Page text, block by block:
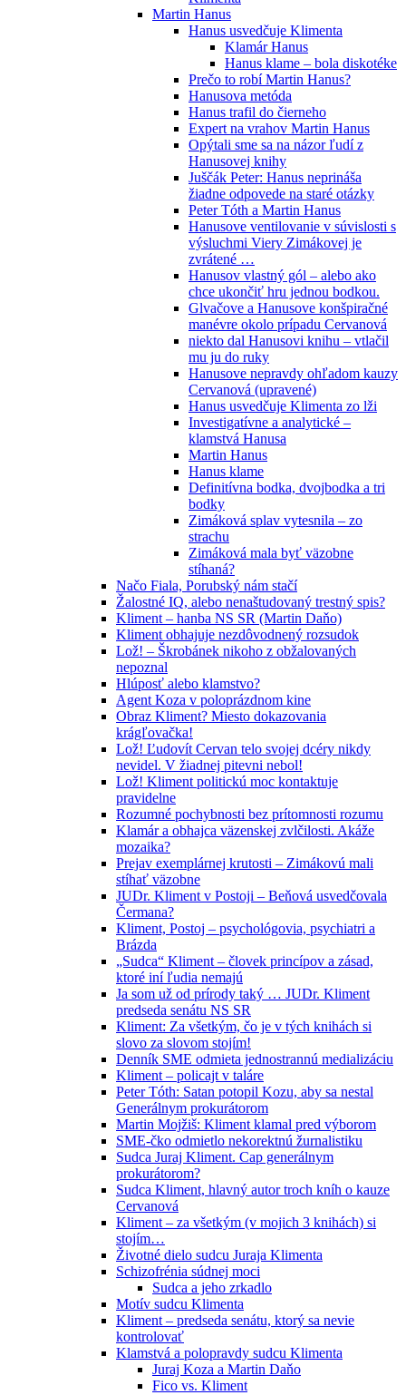
Martin Hanus
Hanus usvedčuje Klimenta
Klamár Hanus
Hanus klame – bola diskotéke
Prečo to robí Martin Hanus?
Hanusova metóda
Hanus trafil do čierneho
Expert na vrahov Martin Hanus
Opýtali sme sa na názor ľudí z
Hanusovej knihy
Juščák Peter: Hanus neprináša
žiadne odpovede na staré otázky
Peter Tóth a Martin Hanus
Hanusove ventilovanie v súvislosti s
výsluchmi Viery Zimákovej je
zvrátené …
Hanusov vlastný gól – alebo ako
chce ukončiť hru jednou bodkou.
Glvačove a Hanusove konšpiračné
manévre okolo prípadu Cervanová
niekto dal Hanusovi knihu – vtlačil
mu ju do ruky
Hanusove nepravdy ohľadom kauzy
Cervanová (upravené)
Hanus usvedčuje Klimenta zo lži
Investigatívne a analytické –
klamstvá Hanusa
Martin Hanus
Hanus klame
Definitívna bodka, dvojbodka a tri
bodky
Zimáková splav vytesnila – zo
strachu
Zimáková mala byť väzobne
stíhaná?
Načo Fiala, Porubský nám stačí
Žalostné IQ, alebo nenaštudovaný trestný spis?
Kliment – hanba NS SR (Martin Daňo)
Kliment obhajuje nezdôvodnený rozsudok
Lož! – Škrobánek nikoho z obžalovaných
nepoznal
Hlúposť alebo klamstvo?
Agent Koza v poloprázdnom kine
Obraz Kliment? Miesto dokazovania
krágľovačka!
Lož! Ľudovít Cervan telo svojej dcéry nikdy
nevidel. V žiadnej pitevni nebol!
Lož! Kliment politickú moc kontaktuje
pravidelne
Rozumné pochybnosti bez prítomnosti rozumu
Klamár a obhajca väzenskej zvlčilosti. Akáže
mozaika?
Prejav exemplárnej krutosti – Zimákovú mali
stíhať väzobne
JUDr. Kliment v Postoji – Beňová usvedčovala
Čermana?
Kliment, Postoj – psychológovia, psychiatri a
Brázda
„Sudca“ Kliment – človek princípov a zásad,
ktoré iní ľudia nemajú
Ja som už od prírody taký … JUDr. Kliment
predseda senátu NS SR
Kliment: Za všetkým, čo je v tých knihách si
slovo za slovom stojím!
Denník SME odmieta jednostrannú medializáciu
Kliment – policajt v taláre
Peter Tóth: Satan potopil Kozu, aby sa nestal
Generálnym prokurátorom
Martin Mojžiš: Kliment klamal pred výborom
SME-čko odmietlo nekorektnú žurnalistiku
Sudca Juraj Kliment. Cap generálnym
prokurátorom?
Sudca Kliment, hlavný autor troch kníh o kauze
Cervanová
Kliment – za všetkým (v mojich 3 knihách) si
stojím…
Životné dielo sudcu Juraja Klimenta
Schizofrénia súdnej moci
Sudca a jeho zrkadlo
Motív sudcu Klimenta
Kliment – predseda senátu, ktorý sa nevie
kontrolovať
Klamstvá a polopravdy sudcu Klimenta
Juraj Koza a Martin Daňo
Fico vs. Kliment